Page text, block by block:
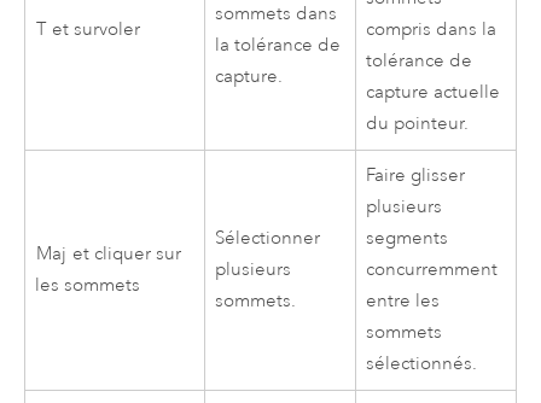
T et survoler
sommets dans
la tolérance de
capture.
compris dans la
tolérance de
capture actuelle
du pointeur.
Maj et cliquer sur
les sommets
Sélectionner
plusieurs
sommets.
Faire glisser
plusieurs
segments
concurremment
entre les
sommets
sélectionnés.